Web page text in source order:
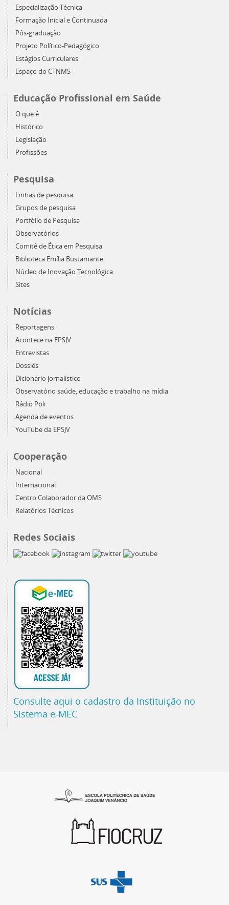
Especialização Técnica
Formação Inicial e Continuada
Pós-graduação
Projeto Político-Pedagógico
Estágios Curriculares
Espaço do CTNMS
Educação Profissional em Saúde
O que é
Histórico
Legislação
Profissões
Pesquisa
Linhas de pesquisa
Grupos de pesquisa
Portfólio de Pesquisa
Observatórios
Comitê de Ética em Pesquisa
Biblioteca Emília Bustamante
Núcleo de Inovação Tecnológica
Sites
Notícias
Reportagens
Acontece na EPSJV
Entrevistas
Dossiês
Dicionário jornalístico
Observatório saúde, educação e trabalho na mídia
Rádio Poli
Agenda de eventos
YouTube da EPSJV
Cooperação
Nacional
Internacional
Centro Colaborador da OMS
Relatórios Técnicos
Redes Sociais
Consulte aqui o cadastro da Instituição no
Sistema e-MEC